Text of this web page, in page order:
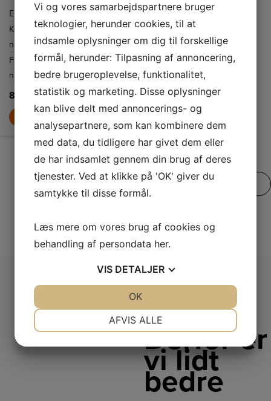
maksimale
fryseeffekt, så
dine friske varer
fryser hurtigst
muligt.
Energiklasse
E
Kølekapacitet
netto
195
L
Frysekapacitet
netto
62
L
8.499,-
kølekapacitet og
73 frysekapacitet.
Energiklasse
E
Kølekapacitet
netto
198
L
Frysekapacitet
netto
73
L
7.299,-
LÆG I KURV
SE VORES FULDE UDVALG
Derfor er
vi lidt
bedre
Vi og vores samarbejdspartnere bruger
teknologier, herunder cookies, til at
indsamle oplysninger om dig til forskellige
formål, herunder: Tilpasning af annoncering,
bedre brugeroplevelse, funktionalitet,
statistik og marketing. Disse oplysninger
kan blive delt med annoncerings- og
analysepartnere, som kan kombinere dem
med data, du tidligere har givet dem eller
de har indsamlet gennem din brug af deres
tjenester. Ved at klikke på 'OK' giver du
samtykke til disse formål.
Læs mere om vores brug af cookies og
behandling af persondata her.
VIS DETALJER
STATISTIK
AFVIS ALLE
OK